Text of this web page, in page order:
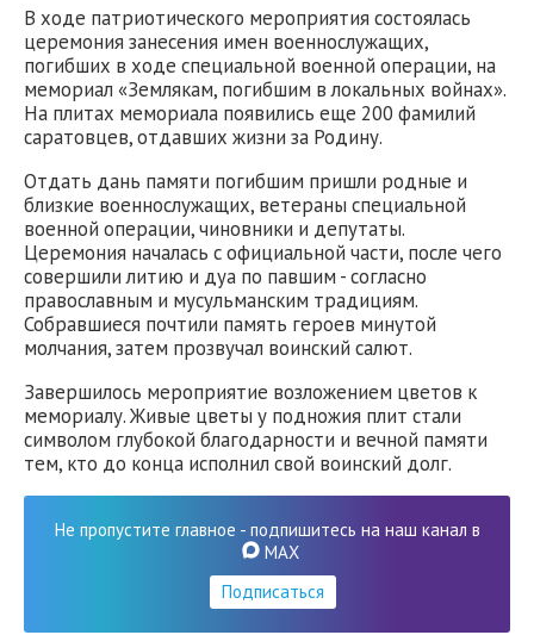
В ходе патриотического мероприятия состоялась
церемония занесения имен военнослужащих,
погибших в ходе специальной военной операции, на
мемориал «Землякам, погибшим в локальных войнах».
На плитах мемориала появились еще 200 фамилий
саратовцев, отдавших жизни за Родину.
Отдать дань памяти погибшим пришли родные и
близкие военнослужащих, ветераны специальной
военной операции, чиновники и депутаты.
Церемония началась с официальной части, после чего
совершили литию и дуа по павшим - согласно
православным и мусульманским традициям.
Собравшиеся почтили память героев минутой
молчания, затем прозвучал воинский салют.
Завершилось мероприятие возложением цветов к
мемориалу. Живые цветы у подножия плит стали
символом глубокой благодарности и вечной памяти
тем, кто до конца исполнил свой воинский долг.
Не пропустите главное - подпишитесь на наш канал в
MAX
Подписаться